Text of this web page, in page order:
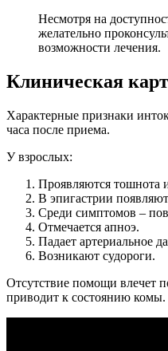
Несмотря на
желательно
возможности лечения.
Клиническая
Характерные признаки
часа после приема.
У взрослых:
Проявляются тошнота
В эпигастрии
Среди симптомов –
Отмечается апноэ.
Падает артериальное
Возникают судороги.
Отсутствие помощи влечет
приводит к состоянию комы.